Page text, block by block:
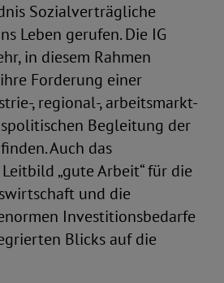
Sozialverträgliche
Leben gerufen. Die IG
in diesem Rahmen
Forderung einer
, regional-, arbeitsmarkt-
Begleitung der
Auch das
„gute Arbeit“ für die
und die
Investitionsbedarfe
Blicks auf die